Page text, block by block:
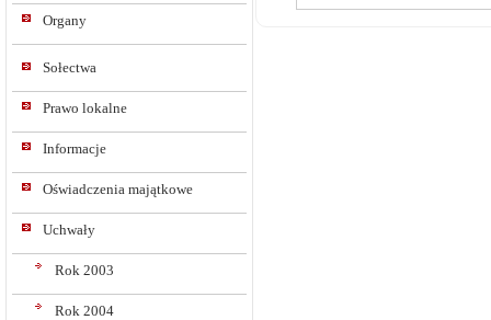
Organy
Sołectwa
Prawo lokalne
Informacje
Oświadczenia majątkowe
Uchwały
Rok 2003
Rok 2004